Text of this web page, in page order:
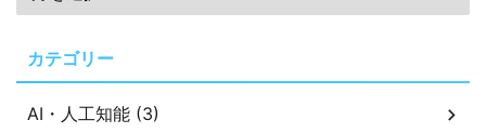
カテゴリー
AI・人工知能 (3)